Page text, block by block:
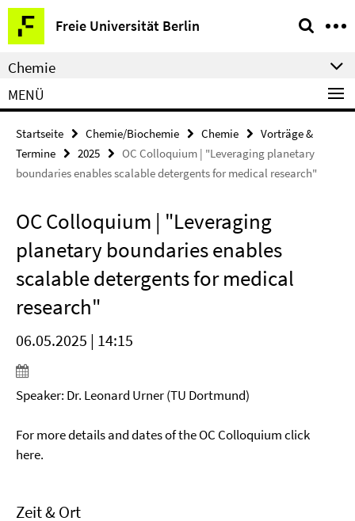
Springe
direkt
zu
Inhalt
Freie Universität Berlin
Service-
Navigation
Chemie
MENÜ
Startseite Chemie/Biochemie Chemie
Vorträge &
Termine
2025
OC Colloquium | "Leveraging planetary
boundaries enables scalable detergents for medical research"
OC Colloquium | "Leveraging
planetary boundaries enables
scalable detergents for medical
research"
06.05.2025 | 14:15
Speaker: Dr. Leonard Urner (TU Dortmund)
For more details and dates of the OC Colloquium click
here.
Zeit & Ort